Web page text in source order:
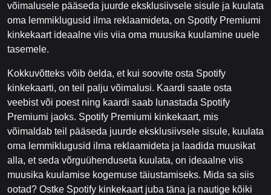
võimalusele pääseda juurde eksklusiivsele sisule ja kuulata
oma lemmiklugusid ilma reklaamideta, on Spotify Premiumi
kinkekaart ideaalne viis viia oma muusika kuulamine uuele
tasemele.
Kokkuvõtteks võib öelda, et kui soovite osta Spotify
kinkekaarti, on teil palju võimalusi. Kaardi saate osta
veebist või poest ning kaardi saab lunastada Spotify
Premiumi jaoks. Spotify Premiumi kinkekaart, mis
võimaldab teil pääseda juurde eksklusiivsele sisule, kuulata
oma lemmiklugusid ilma reklaamideta ja laadida muusikat
alla, et seda võrguühenduseta kuulata, on ideaalne viis
muusika kuulamise kogemuse täiustamiseks. Mida sa siis
ootad? Ostke Spotify kinkekaart juba täna ja nautige kõiki